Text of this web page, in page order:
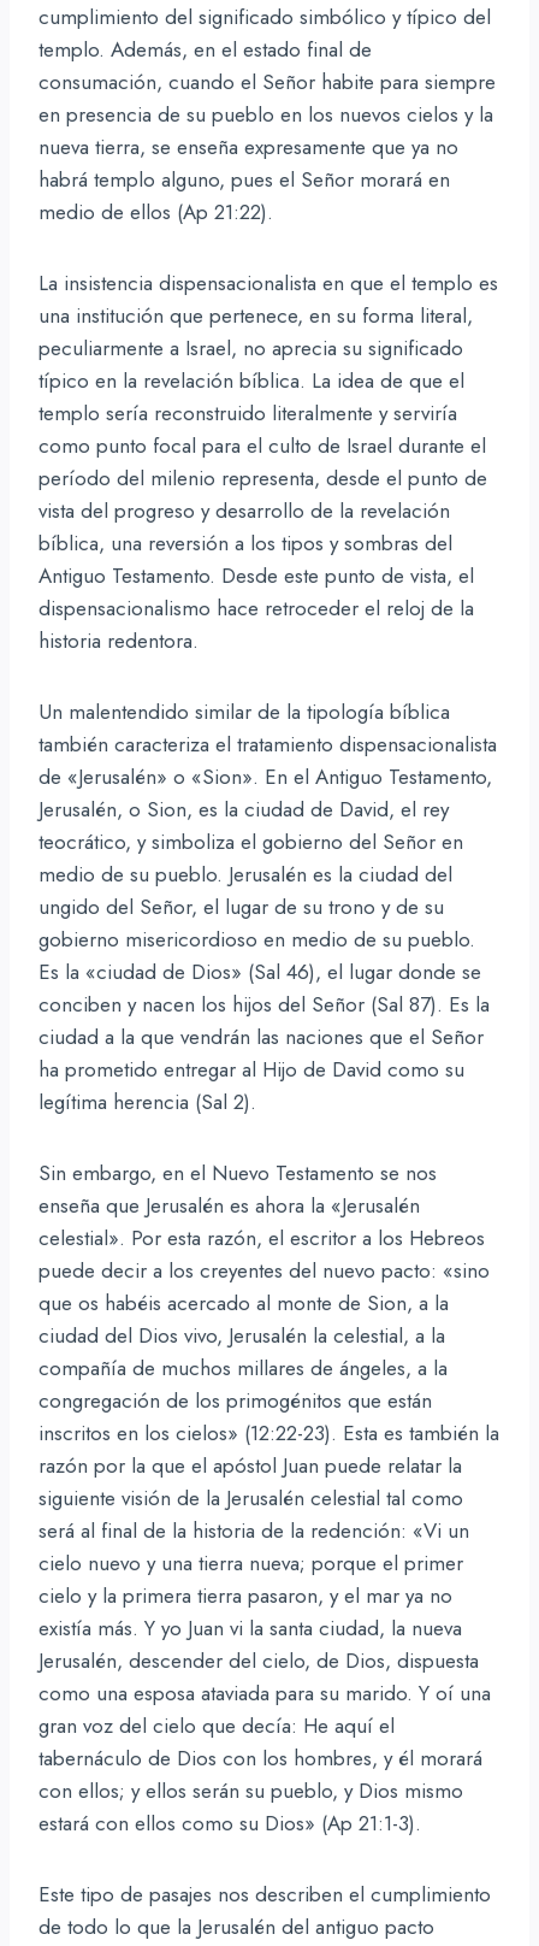
cumplimiento del significado simbólico y típico del
templo. Además, en el estado final de
consumación, cuando el Señor habite para siempre
en presencia de su pueblo en los nuevos cielos y la
nueva tierra, se enseña expresamente que ya no
habrá templo alguno, pues el Señor morará en
medio de ellos (Ap 21:22).
La insistencia dispensacionalista en que el templo es
una institución que pertenece, en su forma literal,
peculiarmente a Israel, no aprecia su significado
típico en la revelación bíblica. La idea de que el
templo sería reconstruido literalmente y serviría
como punto focal para el culto de Israel durante el
período del milenio representa, desde el punto de
vista del progreso y desarrollo de la revelación
bíblica, una reversión a los tipos y sombras del
Antiguo Testamento. Desde este punto de vista, el
dispensacionalismo hace retroceder el reloj de la
historia redentora.
Un malentendido similar de la tipología bíblica
también caracteriza el tratamiento dispensacionalista
de «Jerusalén» o «Sion». En el Antiguo Testamento,
Jerusalén, o Sion, es la ciudad de David, el rey
teocrático, y simboliza el gobierno del Señor en
medio de su pueblo. Jerusalén es la ciudad del
ungido del Señor, el lugar de su trono y de su
gobierno misericordioso en medio de su pueblo.
Es la «ciudad de Dios» (Sal 46), el lugar donde se
conciben y nacen los hijos del Señor (Sal 87). Es la
ciudad a la que vendrán las naciones que el Señor
ha prometido entregar al Hijo de David como su
legítima herencia (Sal 2).
Sin embargo, en el Nuevo Testamento se nos
enseña que Jerusalén es ahora la «Jerusalén
celestial». Por esta razón, el escritor a los Hebreos
puede decir a los creyentes del nuevo pacto: «sino
que os habéis acercado al monte de Sion, a la
ciudad del Dios vivo, Jerusalén la celestial, a la
compañía de muchos millares de ángeles, a la
congregación de los primogénitos que están
inscritos en los cielos» (12:22-23). Esta es también la
razón por la que el apóstol Juan puede relatar la
siguiente visión de la Jerusalén celestial tal como
será al final de la historia de la redención: «Vi un
cielo nuevo y una tierra nueva; porque el primer
cielo y la primera tierra pasaron, y el mar ya no
existía más. Y yo Juan vi la santa ciudad, la nueva
Jerusalén, descender del cielo, de Dios, dispuesta
como una esposa ataviada para su marido. Y oí una
gran voz del cielo que decía: He aquí el
tabernáculo de Dios con los hombres, y él morará
con ellos; y ellos serán su pueblo, y Dios mismo
estará con ellos como su Dios» (Ap 21:1-3).
Este tipo de pasajes nos describen el cumplimiento
de todo lo que la Jerusalén del antiguo pacto